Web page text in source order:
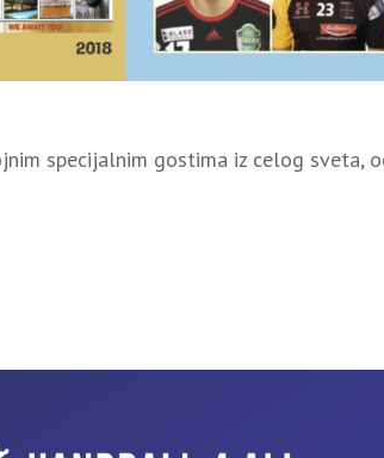
specijalnim gostima iz celog sveta,